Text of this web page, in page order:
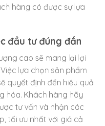
hàng có được sự lựa
đầu tư đúng đắn
cao sẽ mang lại lợi
lựa chọn sản phẩm
quyết định đến hiệu quả
hóa. Khách hàng hãy
tư vấn và nhận các
tối ưu nhất với giá cả